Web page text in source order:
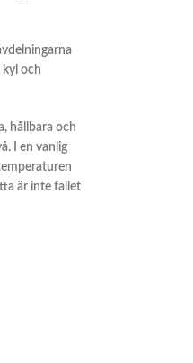
och
hållbara och
I en vanlig
är inte fallet